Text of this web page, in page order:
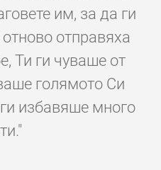
им, за да ги
отправяха
Ти ги чуваше от
голямото Си
избавяше много